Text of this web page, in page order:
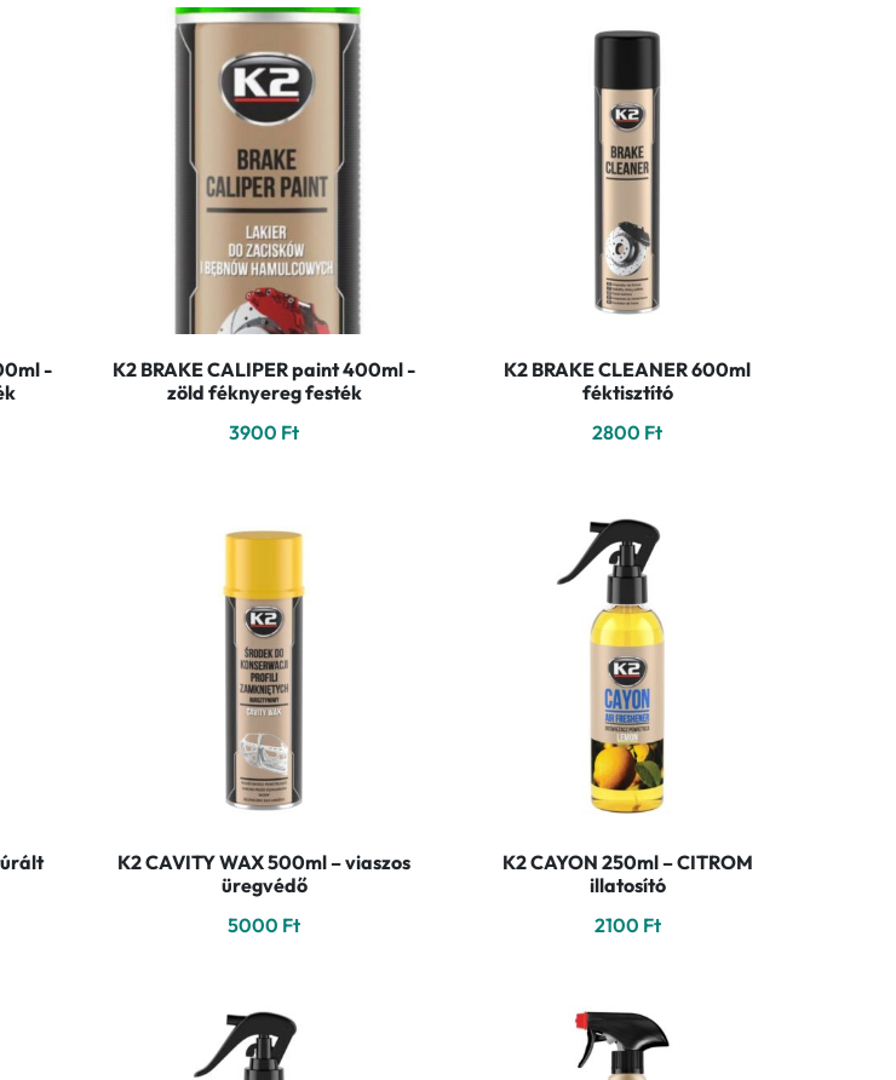
-
K2 BRAKE CALIPER paint 400ml -
zöld féknyereg festék
3900 Ft
K2 BRAKE CLEANER 600ml
féktisztító
2800 Ft
K2 CAVITY WAX 500ml – viaszos
üregvédő
5000 Ft
K2 CAYON 250ml – CITROM
illatosító
2100 Ft